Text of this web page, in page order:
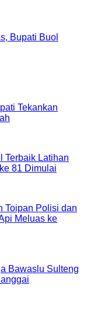
Bupati Buol
Tekankan
Terbaik Latihan
81 Dimulai
Toipan Polisi dan
Meluas ke
Bawaslu Sulteng